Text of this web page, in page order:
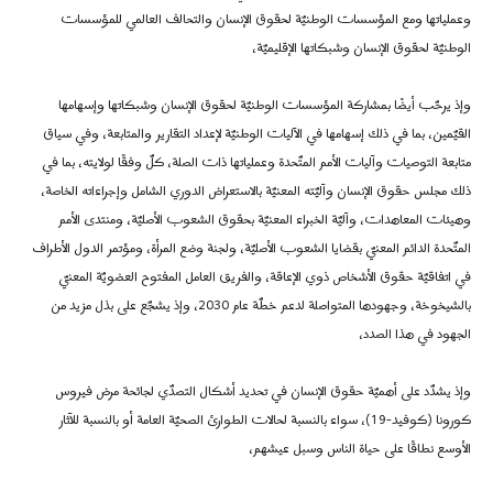
وعملياتها ومع المؤسسات الوطنيّة لحقوق الإنسان والتحالف العالمي للمؤسسات
الوطنيّة لحقوق الإنسان وشبكاتها الإقليميّة،
وإذ يرحّب أيضًا بمشاركة المؤسسات الوطنيّة لحقوق الإنسان وشبكاتها وإسهامها
القيّمين، بما في ذلك إسهامها في الآليات الوطنيّة لإعداد التقارير والمتابعة، وفي سياق
متابعة التوصيات وآليات الأمم المتّحدة وعملياتها ذات الصلة، كلّ وفقًا لولايته، بما في
ذلك مجلس حقوق الإنسان وآليّته المعنيّة بالاستعراض الدوري الشامل وإجراءاته الخاصة،
وهيئات المعاهدات، وآليّة الخبراء المعنيّة بحقوق الشعوب الأصليّة، ومنتدى الأمم
المتّحدة الدائم المعنيّ بقضايا الشعوب الأصليّة، ولجنة وضع المرأة، ومؤتمر الدول الأطراف
في اتفاقيّة حقوق الأشخاص ذوي الإعاقة، والفريق العامل المفتوح العضويّة المعنيّ
بالشيخوخة، وجهودها المتواصلة لدعم خطّة عام 2030، وإذ يشجّع على بذل مزيد من
الجهود في هذا الصدد،
وإذ يشدّد على أهميّة حقوق الإنسان في تحديد أشكال التصدّي لجائحة مرض فيروس
كورونا (كوفيد-19)، سواء بالنسبة لحالات الطوارئ الصحيّة العامة أو بالنسبة للآثار
الأوسع نطاقًا على حياة الناس وسبل عيشهم،